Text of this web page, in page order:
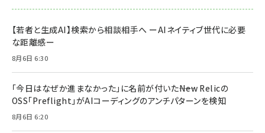
【若者と生成AI】検索から相談相手へ ーAIネイティブ世代に必要
な距離感ー
8月6日 6:30
「今日はなぜか進まなかった」に名前が付いた――New Relicの
OSS「Preflight」がAIコーディングのアンチパターンを検知
8月6日 6:20